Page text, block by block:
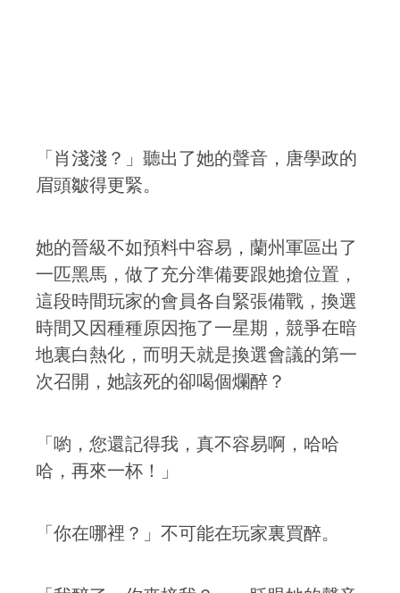
「肖淺淺？」聽出了她的聲音，唐學政的
眉頭皺得更緊。
她的晉級不如預料中容易，蘭州軍區出了
一匹黑馬，做了充分準備要跟她搶位置，
這段時間玩家的會員各自緊張備戰，換選
時間又因種種原因拖了一星期，競爭在暗
地裏白熱化，而明天就是換選會議的第一
次召開，她該死的卻喝個爛醉？
「喲，您還記得我，真不容易啊，哈哈
哈，再來一杯！」
「你在哪裡？」不可能在玩家裏買醉。